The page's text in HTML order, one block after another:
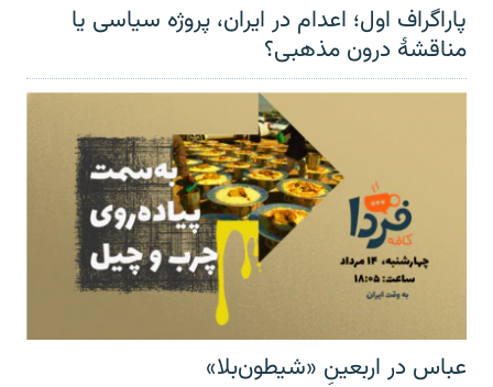
پاراگراف اول؛ اعدام در ایران، پروژه سیاسی یا
مناقشهٔ درون مذهبی؟
عباس در اربعینِ «شیطون‌بلا»